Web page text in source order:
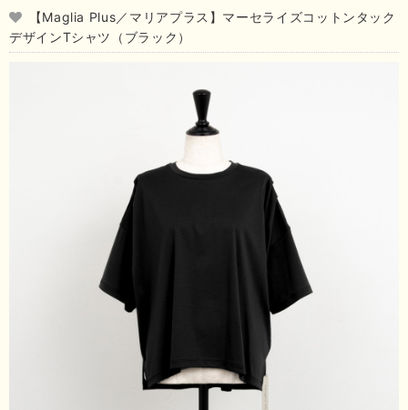
【Maglia Plus／マリアプラス】マーセライズコットンタック
デザインTシャツ（ブラック）